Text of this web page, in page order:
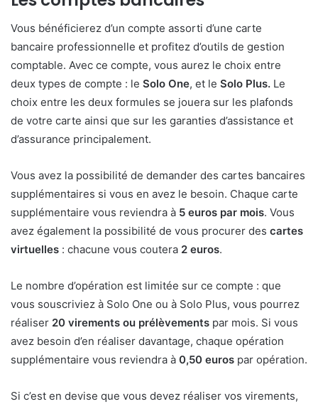
Vous bénéficierez d’un compte assorti d’une carte
bancaire professionnelle et profitez d’outils de gestion
comptable. Avec ce compte, vous aurez le choix entre
deux types de compte : le Solo One, et le Solo Plus. Le
choix entre les deux formules se jouera sur les plafonds
de votre carte ainsi que sur les garanties d’assistance et
d’assurance principalement.
Vous avez la possibilité de demander des cartes bancaires
supplémentaires si vous en avez le besoin. Chaque carte
supplémentaire vous reviendra à 5 euros par mois. Vous
avez également la possibilité de vous procurer des cartes
virtuelles : chacune vous coutera 2 euros.
Le nombre d’opération est limitée sur ce compte : que
vous souscriviez à Solo One ou à Solo Plus, vous pourrez
réaliser 20 virements ou prélèvements par mois. Si vous
avez besoin d’en réaliser davantage, chaque opération
supplémentaire vous reviendra à 0,50 euros par opération.
Si c’est en devise que vous devez réaliser vos virements,